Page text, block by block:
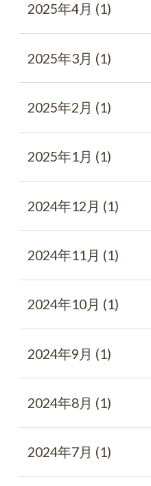
2025年4月 (1)
2025年3月 (1)
2025年2月 (1)
2025年1月 (1)
2024年12月 (1)
2024年11月 (1)
2024年10月 (1)
2024年9月 (1)
2024年8月 (1)
2024年7月 (1)